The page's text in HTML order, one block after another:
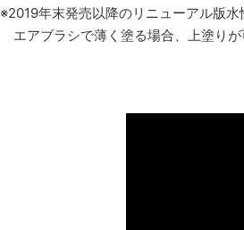
※2019年末発売以降のリニューアル版
エアブラシで薄く塗る場合、上塗りが